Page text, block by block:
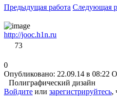
Предыдущая работа Следующая
http://jooc.h1n.ru
73
0
Опубликовано: 22.09.14 в 08:22
Полиграфический дизайн
Войдите или зарегистрируйтесь,